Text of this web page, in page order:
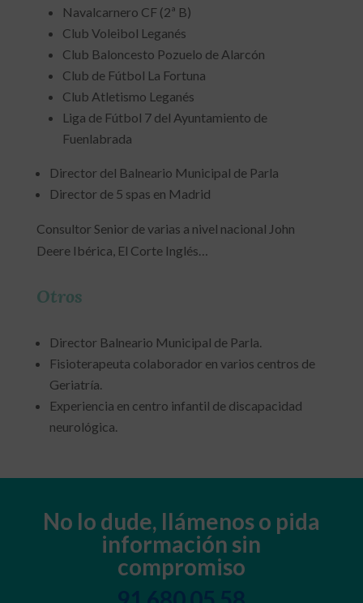
Navalcarnero CF (2ª B)
Club Voleibol Leganés
Club Baloncesto Pozuelo de Alarcón
Club de Fútbol La Fortuna
Club Atletismo Leganés
Liga de Fútbol 7 del Ayuntamiento de
Fuenlabrada
Director del Balneario Municipal de Parla
Director de 5 spas en Madrid
Consultor Senior de varias a nivel nacional John
Deere Ibérica, El Corte Inglés…
Otros
Director Balneario Municipal de Parla.
Fisioterapeuta colaborador en varios centros de
Geriatría.
Experiencia en centro infantil de discapacidad
neurológica.
No lo dude, llámenos o pida
información sin
compromiso